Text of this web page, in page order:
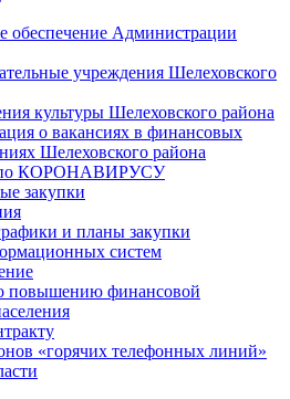
обеспечение Администрации
учреждения Шелеховского
культуры Шелеховского района
о вакансиях в финансовых
Шелеховского района
по КОРОНАВИРУСУ
закупки
и планы закупки
систем
повышению финансовой
«горячих телефонных линий»